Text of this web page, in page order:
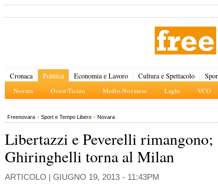
Cronaca Politica
Novara Ovest-Ticino Medio-Novarese Laghi VCO
Economia e Lavoro Cultura e Spettacolo
Freenovara » Sport e Tempo Libero » Novara
Libertazzi e Peverelli rimangono;
Ghiringhelli torna al Milan
ARTICOLO | GIUGNO 19, 2013 - 11:43PM